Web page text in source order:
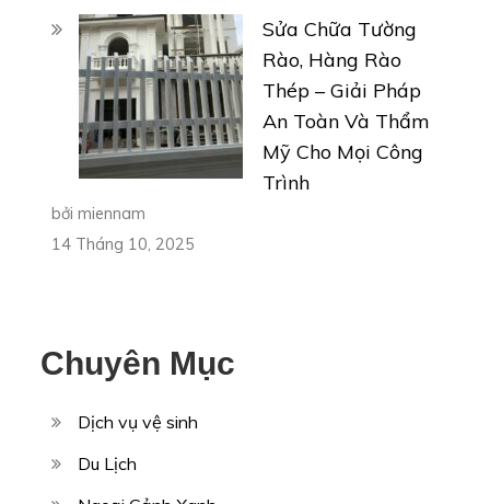
Sửa Chữa Tường
Rào, Hàng Rào
Thép – Giải Pháp
An Toàn Và Thẩm
Mỹ Cho Mọi Công
Trình
bởi miennam
14 Tháng 10, 2025
Chuyên Mục
Dịch vụ vệ sinh
Du Lịch